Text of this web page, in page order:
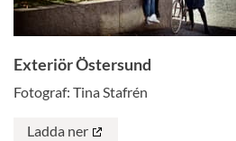
Exteriör Östersund
Fotograf: Tina Stafrén
Ladda ner